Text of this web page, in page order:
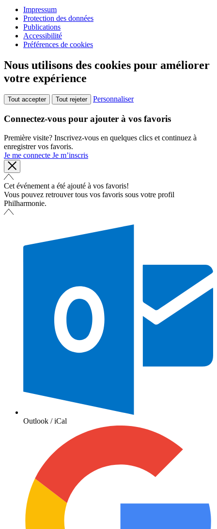
Impressum
Protection des données
Publications
Accessibilité
Préférences de cookies
Nous utilisons des cookies pour améliorer
votre expérience
Tout accepter Tout rejeter Personnaliser
Connectez-vous pour ajouter à vos favoris
Première visite? Inscrivez-vous en quelques clics et continuez à
enregistrer vos favoris.
Je me connecte Je m’inscris
Cet événement a été ajouté à vos favoris!
Vous pouvez retrouver tous vos favoris sous votre profil
Philharmonie.
Outlook / iCal